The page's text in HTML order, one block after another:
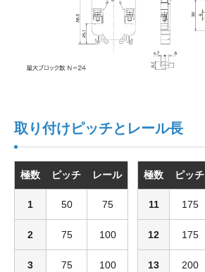
取り付けピッチとレール長
極数 ピッチ レール
1 50 75
2 75 100
3 75 100
極数 ピッチ
11 175
12 175
13 200